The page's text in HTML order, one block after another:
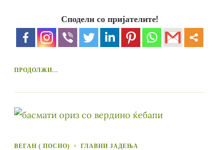
Сподели со пријателите!
ПРОДОЛЖИ...
ВЕГАН ( ПОСНО) ГЛАВНИ ЈАДЕЊА